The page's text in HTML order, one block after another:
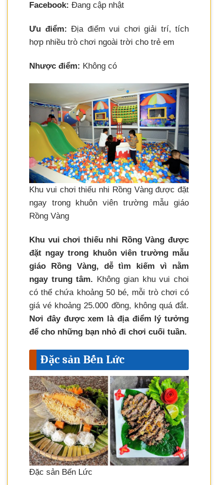
Facebook: Đang cập nhật
Ưu điểm: Địa điểm vui chơi giải trí, tích
hợp nhiều trò chơi ngoài trời cho trẻ em
Nhược điểm: Không có
Khu vui chơi thiếu nhi Rồng Vàng được đặt
ngay trong khuôn viên trường mẫu giáo
Rồng Vàng
Khu vui chơi thiếu nhi Rồng Vàng được
đặt ngay trong khuôn viên trường mẫu
giáo Rồng Vàng, dễ tìm kiếm vì nằm
ngay trung tâm. Không gian khu vui choi
có thể chứa khoảng 50 bé, mỗi trò chơi có
giá vé khoảng 25.000 đồng, không quá đắt.
Nơi đây được xem là địa điểm lý tưởng
để cho những bạn nhỏ đi chơi cuối tuần.
Đặc sản Bến Lức
Đặc sản Bến Lức